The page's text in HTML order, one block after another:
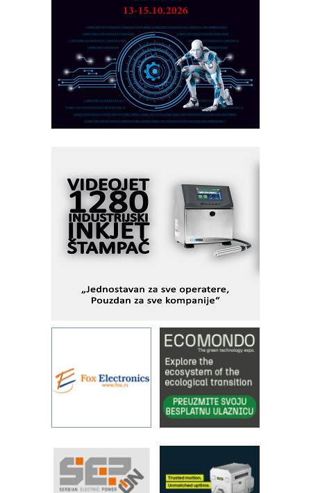
MAREX - Lim i mašine za savremena
rešenja
Marcom-plast d.o.o.- vaš pouzdan
partner
CTO - Prilagodite svoju toplinsku
obradu!
Razvoj asortimanskog pravca MINI-
PLC AKYTEC
MOTOMAN – NEXT-Robotika vođena
veštačkom inteligencijom
I.SAFE MOBILE revolucioniše
industrijsku automatizaciju
pionirskimmobile operator PANEL-OM
Fleksibilno stezanje i brzo
KIP KOP – napredna rešenja za
savremene industrijske i logističke
Alba d.o.o. – 35 godina preciznosti u
metrologiji i pametnim dozirnim
rešenjima
IBeRTIM - oprema za ispitivanje
STAUFF – Komponente koje
sistema
YAMADA pumpe – japanska
pouzdanost u transferu fluida